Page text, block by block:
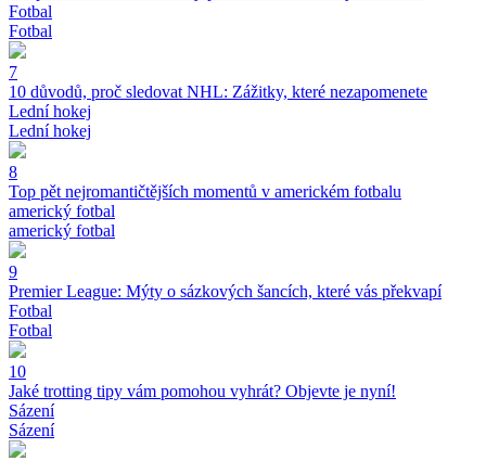
Fotbal
Fotbal
7
10 důvodů, proč sledovat NHL: Zážitky, které nezapomenete
Lední hokej
Lední hokej
8
Top pět nejromantičtějších momentů v americkém fotbalu
americký fotbal
americký fotbal
9
Premier League: Mýty o sázkových šancích, které vás překvapí
Fotbal
Fotbal
10
Jaké trotting tipy vám pomohou vyhrát? Objevte je nyní!
Sázení
Sázení